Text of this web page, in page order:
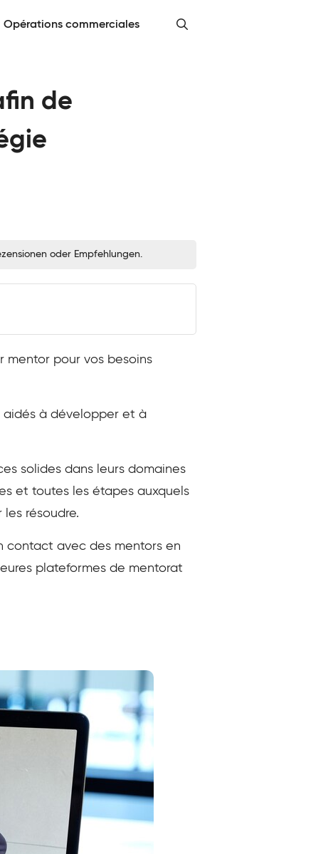
Opérations commerciales
de
oder Empfehlungen.
mentor pour vos besoins
aidés à développer et à
solides dans leurs domaines
et toutes les étapes auxquels
résoudre.
contact avec des mentors en
plateformes de mentorat